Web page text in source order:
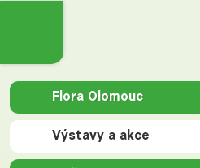
Flora Olomouc
Výstavy a akce